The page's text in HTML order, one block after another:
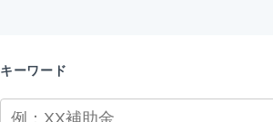
キーワード